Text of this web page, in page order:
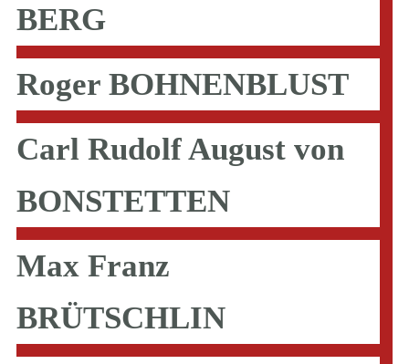
BERG
Roger BOHNENBLUST
Carl Rudolf August von
BONSTETTEN
Max Franz
BRÜTSCHLIN